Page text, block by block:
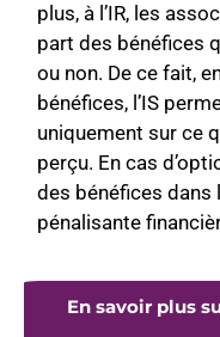
plus, à l’IR, les
part des bénéfices
ou non. De ce fait,
bénéfices, l’IS
uniquement sur ce
perçu. En cas
des bénéfices
pénalisante
En savoir plus